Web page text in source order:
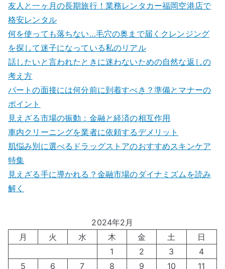
友人と一ヶ月の長期旅行！業務レンタカー福岡空港店で
格安レンタル
何を使っても落ちない…毛穴の奥まで届くクレンジング
を探して迷子になっている私のリアル
話したいと言われたときに迷わないための自然な返しの
考え方
パートの面接には何分前に到着すべき？準備とマナーの
ポイント
見えざる市場の振動：金融と経済の相互作用
車内クリーニングを業者に依頼するデメリット
肌悩み別に選べるドラッグストアのおすすめスキンケア
特集
見えざる手に導かれる？金融市場のダイナミズムを読み
解く
2024年2月
月
火 水 木 金 土
日
1
2 3
4
5
6 7 8 9 10 11